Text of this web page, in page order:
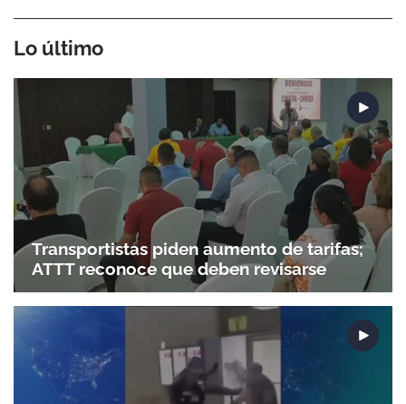
Lo último
Transportistas piden aumento de tarifas;
ATTT reconoce que deben revisarse